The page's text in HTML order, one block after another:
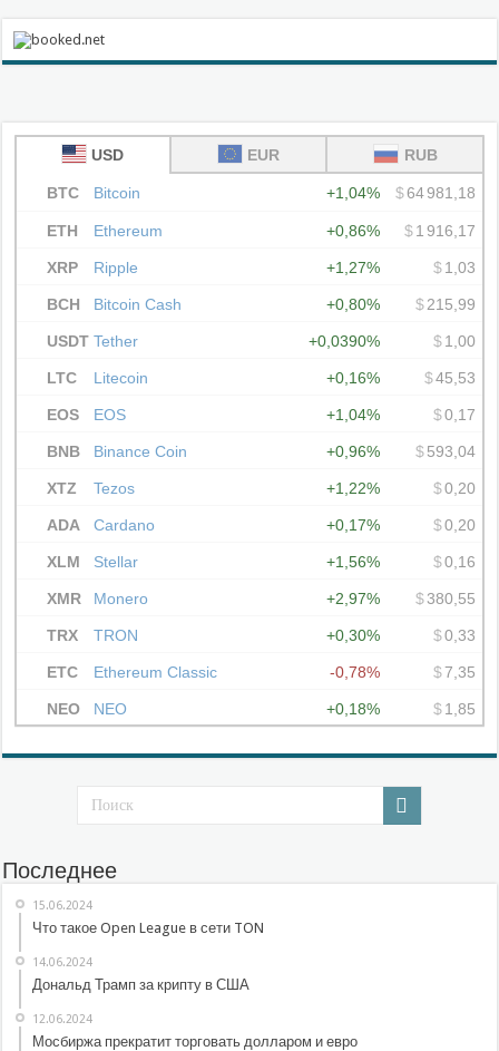
Последнее
15.06.2024
Что такое Open League в сети TON
14.06.2024
Дональд Трамп за крипту в США
12.06.2024
Мосбиржа прекратит торговать долларом и евро